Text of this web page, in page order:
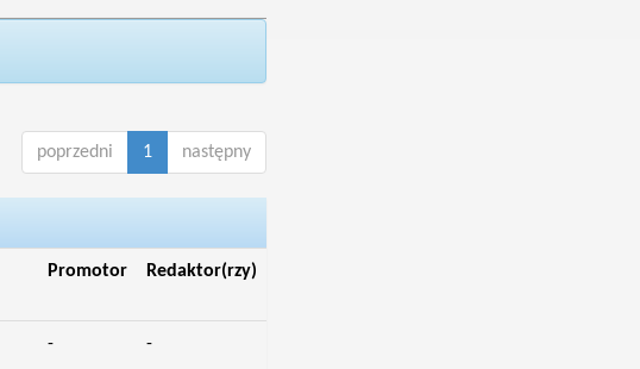
poprzedni 1 następny
Promotor Redaktor(rzy)
- -